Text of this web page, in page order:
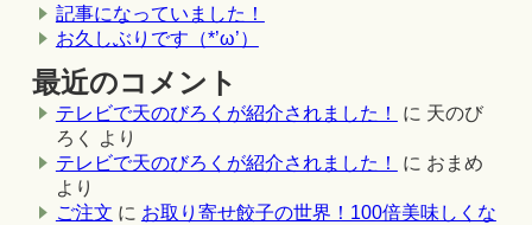
記事になっていました！
お久しぶりです（*’ω’）
最近のコメント
テレビで天のびろくが紹介されました！ に 天のび
ろく
より
テレビで天のびろくが紹介されました！
に おまめ
より
ご注文 に お取り寄せ餃子の世界！100倍美味しくな